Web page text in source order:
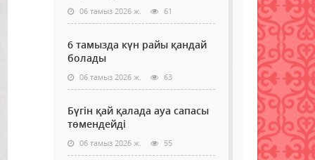
06 тамыз 2026 ж. 61
6 тамызда күн райы қандай
болады
06 тамыз 2026 ж. 63
Бүгін қай қалада ауа сапасы
төмендейді
06 тамыз 2026 ж. 55